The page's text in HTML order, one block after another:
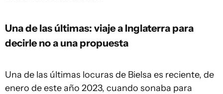
Una de las últimas: viaje a Inglaterra para
decirle no a una propuesta
Una de las últimas locuras de Bielsa es reciente, de
enero de este año 2023, cuando sonaba para